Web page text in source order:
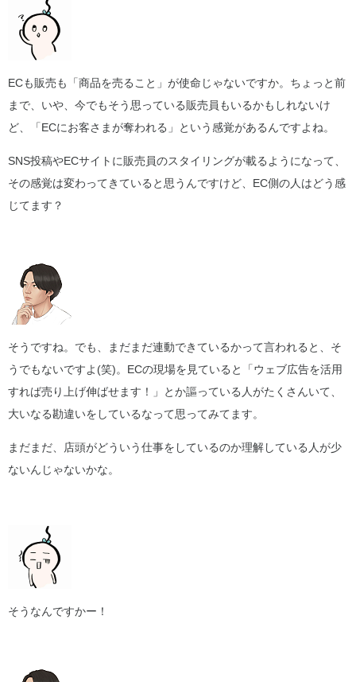
ECも販売も「商品を売ること」が使命じゃないですか。ちょっと前
まで、いや、今でもそう思っている販売員もいるかもしれないけ
ど、「ECにお客さまが奪われる」という感覚があるんですよね。
SNS投稿やECサイトに販売員のスタイリングが載るようになって、
その感覚は変わってきていると思うんですけど、EC側の人はどう感
じてます？
そうですね。でも、まだまだ連動できているかって言われると、そ
うでもないですよ(笑)。ECの現場を見ていると「ウェブ広告を活用
すれば売り上げ伸ばせます！」とか謳っている人がたくさんいて、
大いなる勘違いをしているなって思ってみてます。
まだまだ、店頭がどういう仕事をしているのか理解している人が少
ないんじゃないかな。
そうなんですかー！